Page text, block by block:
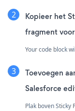
Kopieer het
fragment
Your code block
Toevoegen
Salesforce
Plak boven